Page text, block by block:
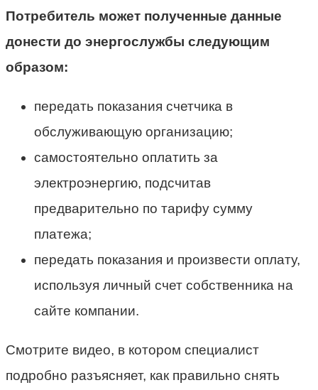
Потребитель может полученные данные
донести до энергослужбы следующим
образом:
передать показания счетчика в
обслуживающую организацию;
самостоятельно оплатить за
электроэнергию, подсчитав
предварительно по тарифу сумму
платежа;
передать показания и произвести оплату,
используя личный счет собственника на
сайте компании.
Смотрите видео, в котором специалист
подробно разъясняет, как правильно снять